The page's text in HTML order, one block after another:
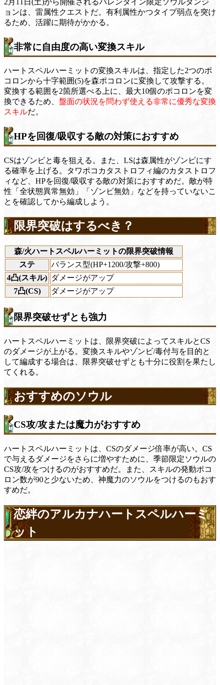
2月11日(土)から開催されるバレンタイン限定ソウルダンジ
ョンは、雷属性クエストだ。有利属性かつタイプ弱点を突け
るため、活躍に期待がかかる。
非常に自由度の高い変換スキル
ハートスペルハーミットの変換スキルは、指定した2つのポ
コロンから十字範囲(5)を森ポコロンに変換して攻撃する。
変換する範囲を2箇所選べる上に、最大10個のポコロンを変
換できるため、 盤面の状況を問わず使える非常に優秀な変換
スキルだ。
HPを回復/吸収する敵の対策におすすめ
CSはゾンビと毒を狙える。また、LSは森属性がゾンビにす
る確率を上げる。タワポコカタストロフィ編のカタストロフ
ィなど、HPを回復/吸収する敵の対策におすすめだ。敵が特
性「全状態異常無効」「ゾンビ無効」などを持っていないこ
とを確認してから編成しよう。
限界突破はするべき？
森/火ハートスペルハーミットの限界突破情報
ステ
バランス型(HP+1200/攻撃+800)
4凸(スキル) ダメージがアップ
7凸(CS)
ダメージがアップ
限界突破せずとも強力
ハートスペルハーミットは、限界突破によってスキルとCS
のダメージが上がる。変換スキルやゾンビ/毒付与を目的と
して編成する場合は、限界突破せずとも十分に役割を果たし
てくれる。
おすすめのソウル
CS攻/攻または魔力がおすすめ
ハートスペルハーミットは、CSのダメージ倍率が高い。CS
で与えるダメージをさらに増やすために、季節限定ソウルの
CS攻/攻をつけるのがおすすめだ。また、スキルの発動ポコ
ロン数が90と少ないため、神魔力のソウルをつけるのもおす
すめだ。
恋絆のアルカナハートスペルハーミ
ット